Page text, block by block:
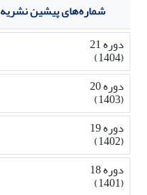
شماره‌های پیشین نشریه
دوره 21
(1404)
دوره 20
(1403)
دوره 19
(1402)
دوره 18
(1401)